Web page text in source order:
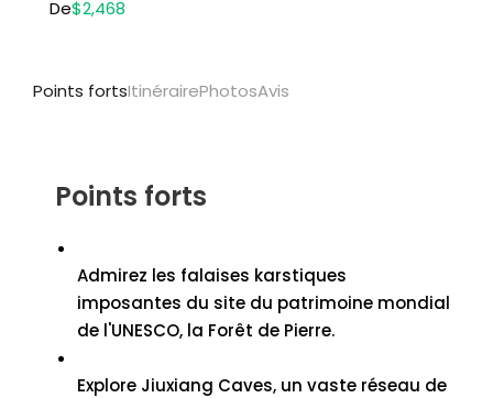
De$2,468
Points fortsItinérairePhotosAvis
Points forts
Admirez les falaises karstiques
imposantes du site du patrimoine mondial
de l'UNESCO, la Forêt de Pierre.
Explore Jiuxiang Caves, un vaste réseau de